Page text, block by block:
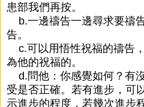
患部我們再按。
b.一邊禱告一邊尋求要禱
告。
c.可以用悟性祝福的禱告
為他的祝福的。
d.問他：你感覺如何？有
受是否正確。若有進步，可
示進步的程度，若幾次進步